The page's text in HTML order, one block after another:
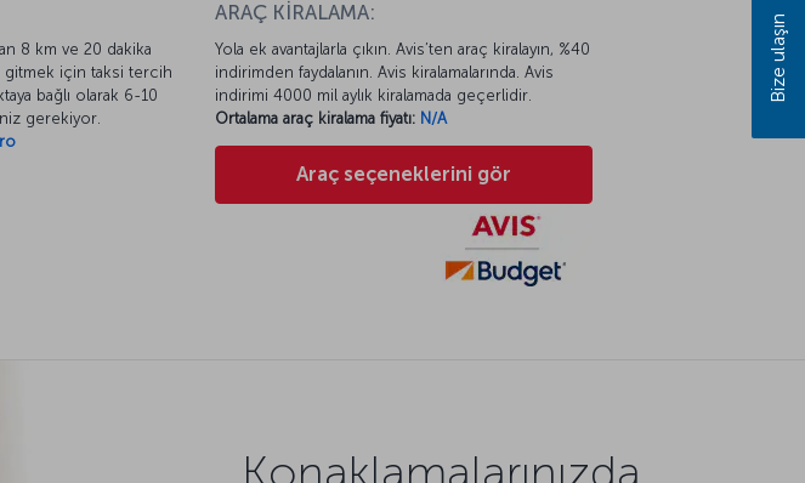
8 km ve 20 dakika
gitmek için taksi tercih
bağlı olarak 6-10
gerekiyor.
ARAÇ KİRALAMA:
Yola ek avantajlarla çıkın. Avis’ten araç kiralayın, %40
indirimden faydalanın. Avis kiralamalarında. Avis
indirimi 4000 mil aylık kiralamada geçerlidir.
Ortalama araç kiralama fiyatı: N/A
Araç seçeneklerini gör
Bize ulaşın